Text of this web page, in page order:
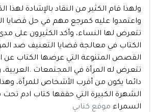
ولهذا قام الكثير من النقاد بالإشادة لهذا
واعتمدوا عليه كمرجع مهم في حل قضايا
تتعرض لها النساء، وأكد الكثيرون على
الكتاب في معالجة قضايا التعنيف ضد
القصص المتنوعة التي عرضها الكتاب عن
تتعرض له المرأة في المجتمعات
دائما يكون من أقرب الأشخاص للمرأة،
الشهرة الكبيرة التي حققها كتاب ادم تحت
السمراء موقع كتابي